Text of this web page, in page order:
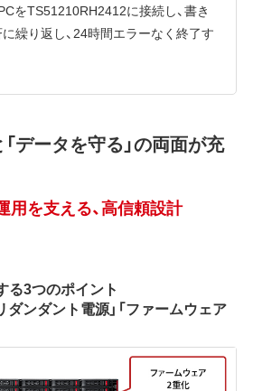
をTS51210RH2412に接続し、書き
繰り返し、24時間エラーなく終了す
「データを守る」の両面が充
を支える、高信頼設計
る3つのポイント
ダンダント電源」「ファームウェア